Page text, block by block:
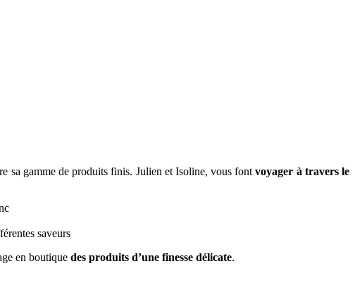
sa gamme de produits finis. Julien et Isoline, vous fontvoyager à travers le
saveurs
en boutique des produits d’une finesse délicate.